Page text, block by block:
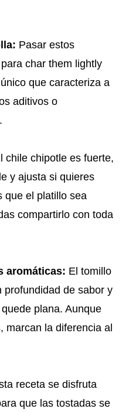
Pasar estos
char them lightly
que caracteriza a
aditivos o
chile chipotle es fuerte,
y ajusta si quieres
que el platillo sea
compartirlo con toda
aromáticas: El tomillo
profundidad de sabor y
plana. Aunque
marcan la diferencia al
receta se disfruta
que las tostadas se